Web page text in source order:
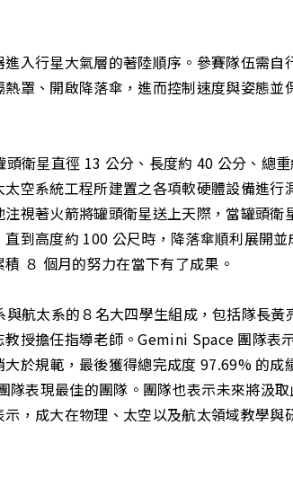
入行星大氣層的著陸順序。參賽隊伍需
罩、開啟降落傘，進而控制速度與姿態
衛星直徑 13 公分、長度約 40 公分、總
空系統工程所建置之各項軟硬體設備進
視著火箭將罐頭衛星送上天際，當罐頭
到高度約 100 公尺時，降落傘順利展開
８ 個月的努力在當下有了成果。
航太系的８名大四學生組成，包括隊長
授擔任指導老師。Gemini Space 團隊
於規範，最後獲得總完成度 97.69% 的
隊表現最佳的團隊。團隊也表示未來將汲
，成大在物理、太空以及航太領域教學與